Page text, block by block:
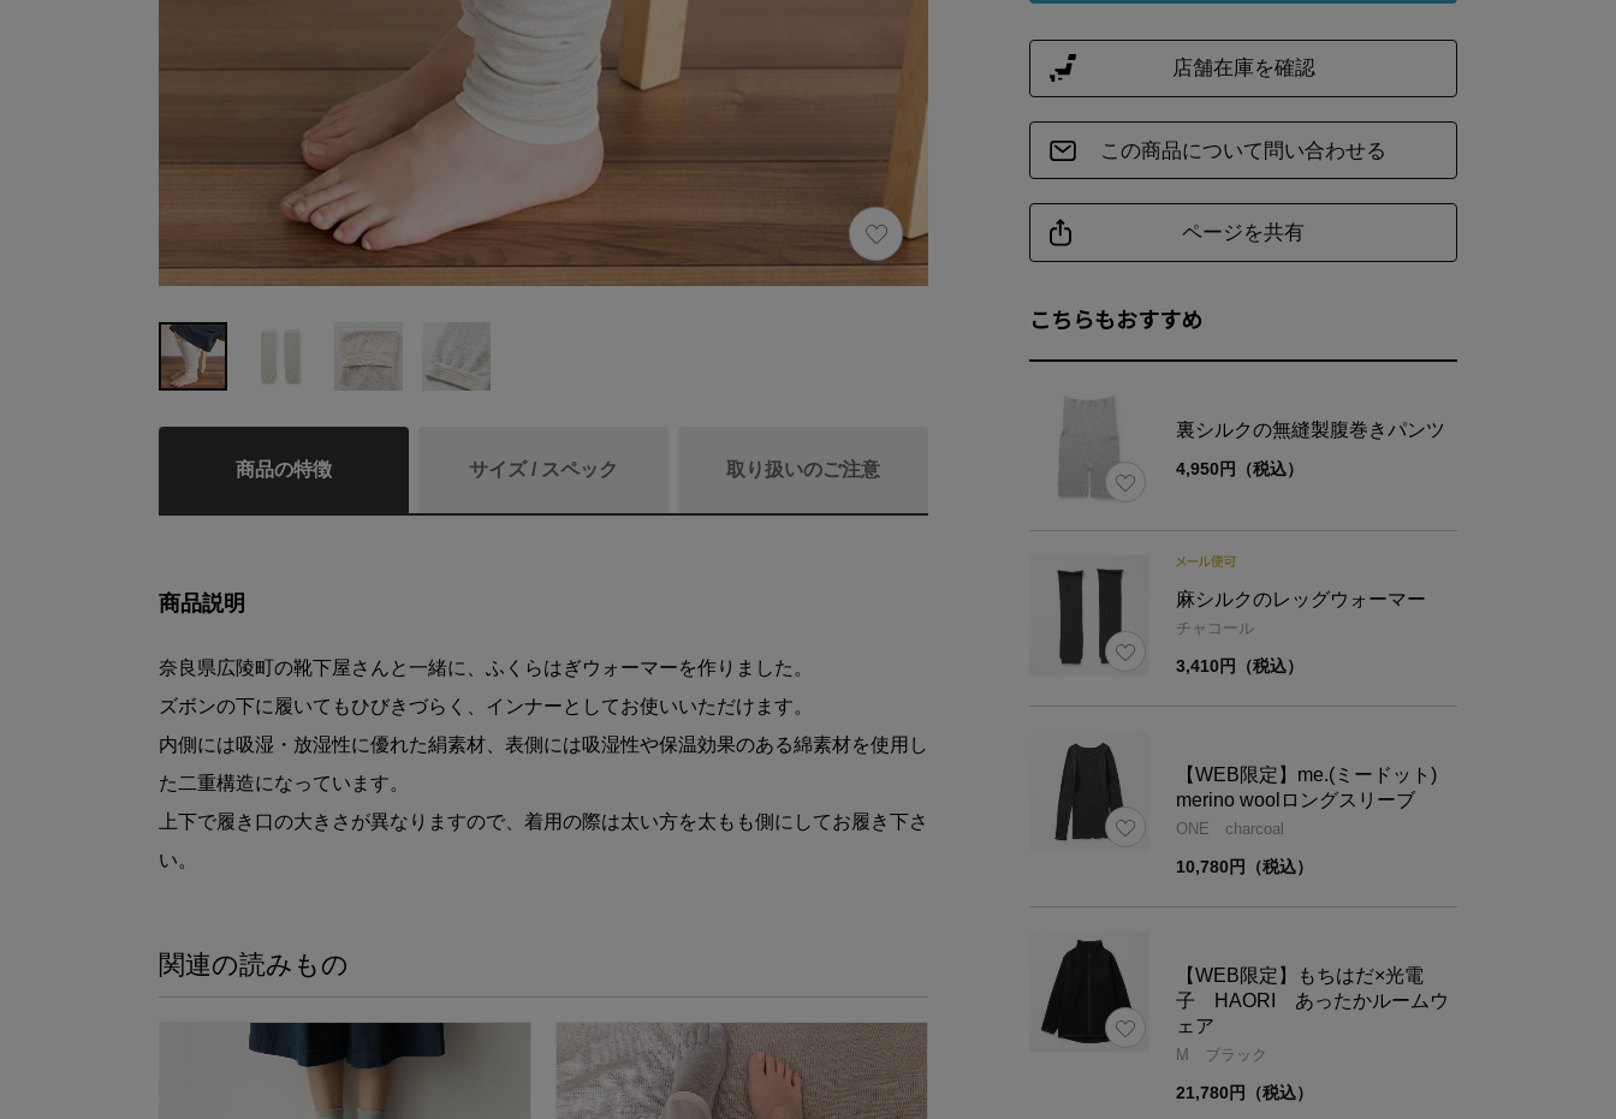
商品の特徴 サイズ / スペック 取り扱いのご注意
商品説明
奈良県広陵町の靴下屋さんと一緒に、ふくらはぎウォーマーを作りました。
ズボンの下に履いてもひびきづらく、インナーとしてお使いいただけます。
内側には吸湿・放湿性に優れた絹素材、表側には吸湿性や保温効果のある綿素材を使用し
た二重構造になっています。
上下で履き口の大きさが異なりますので、着用の際は太い方を太もも側にしてお履き下さ
い。
関連の読みもの
商品リニューアルについてのお知らせ
ご購入いただいた商品がオンラインショップの
絹49%・綿39%・ナイロン8%・ポリウレタン4%
商品サイズ
こちらもおすすめ
裏シルクの無縫製腹巻きパンツ
4,950円（税込）
麻シルクのレッグウォーマー
チャコール
3,410円（税込）
【WEB限定】me.(ミードット)
merino woolロングスリーブ
ONE charcoal
10,780円（税込）
【WEB限定】もちはだ×光電
子 HAORI あったかルームウ
ェア
M ブラック
21,780円（税込）
この商品について問い合わせる
ページを共有
店舗在庫を確認